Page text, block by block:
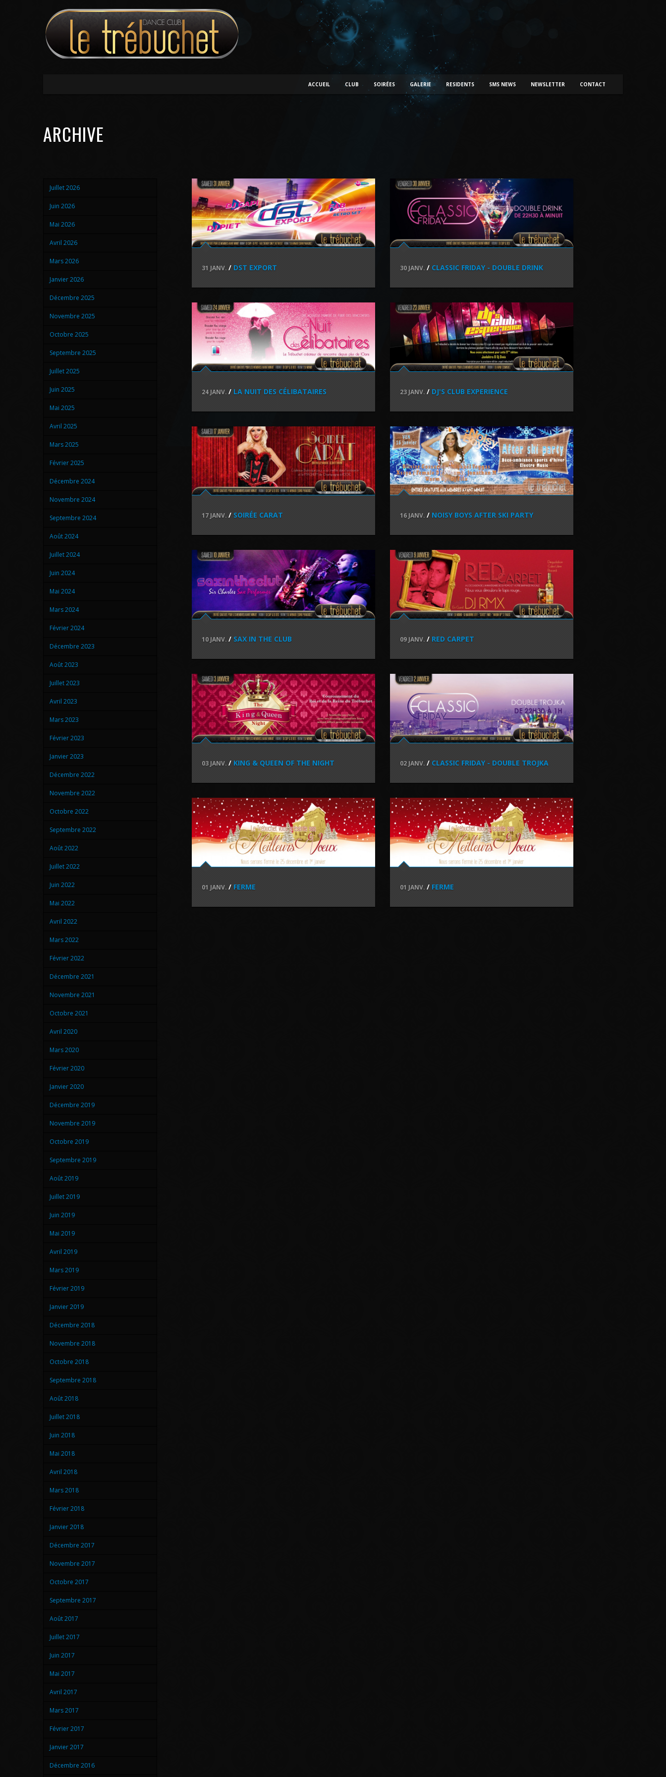
ACCUEIL CLUB SOIRÉES GALERIE RESIDENTS SMS NEWS NEWSLETTER CONTACT
ARCHIVE
Juillet 2026
Juin 2026
Mai 2026
Avril 2026
Mars 2026
Janvier 2026
Décembre 2025
Novembre 2025
Octobre 2025
Septembre 2025
Juillet 2025
Juin 2025
Mai 2025
Avril 2025
Mars 2025
Février 2025
Décembre 2024
Novembre 2024
Septembre 2024
Août 2024
Juillet 2024
Juin 2024
Mai 2024
Mars 2024
Février 2024
Décembre 2023
Août 2023
Juillet 2023
Avril 2023
Mars 2023
Février 2023
Janvier 2023
Décembre 2022
Novembre 2022
Octobre 2022
Septembre 2022
Août 2022
Juillet 2022
Juin 2022
Mai 2022
Avril 2022
Mars 2022
Février 2022
Décembre 2021
Novembre 2021
Octobre 2021
Avril 2020
Mars 2020
Février 2020
Janvier 2020
Décembre 2019
Novembre 2019
Octobre 2019
Septembre 2019
Août 2019
Juillet 2019
Juin 2019
Mai 2019
Avril 2019
Mars 2019
Février 2019
Janvier 2019
Décembre 2018
Novembre 2018
Octobre 2018
Septembre 2018
Août 2018
Juillet 2018
Juin 2018
Mai 2018
Avril 2018
Mars 2018
Février 2018
Janvier 2018
Décembre 2017
Novembre 2017
Octobre 2017
Septembre 2017
Août 2017
Juillet 2017
Juin 2017
Mai 2017
Avril 2017
Mars 2017
Février 2017
Janvier 2017
Décembre 2016
31 JANV. / DST EXPORT 30 JANV. / CLASSIC FRIDAY - DOUBLE DRINK
24 JANV. / LA NUIT DES CÉLIBATAIRES 23 JANV. / DJ'S CLUB EXPERIENCE
17 JANV. / SOIRÉE CARAT 16 JANV. / NOISY BOYS AFTER SKI PARTY
10 JANV. / SAX IN THE CLUB 09 JANV. / RED CARPET
03 JANV. / KING & QUEEN OF THE NIGHT 02 JANV. / CLASSIC FRIDAY - DOUBLE TROJKA
01 JANV. / FERME 01 JANV. / FERME